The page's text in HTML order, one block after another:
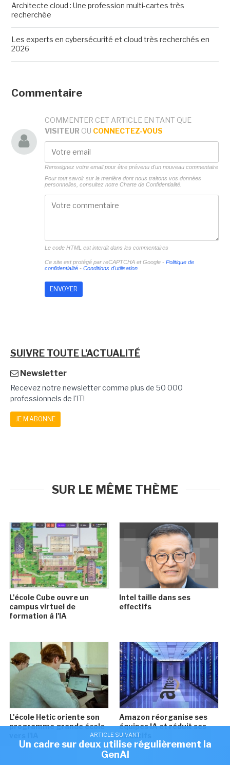
ARTICLE SUIVANT
Un cadre sur deux utilise régulièrement la
GenAI
Architecte cloud : Une profession multi-cartes très
recherchée
Les experts en cybersécurité et cloud très recherchés en
2026
Commentaire
COMMENTER CET ARTICLE EN TANT QUE
VISITEUR OU CONNECTEZ-VOUS
Renseignez votre email pour être prévenu d'un nouveau commentaire
Pour tout savoir sur la manière dont nous traitons vos données
personnelles, consultez notre Charte de Confidentialité.
Le code HTML est interdit dans les commentaires
Ce site est protégé par reCAPTCHA et Google - Politique de
confidentialité- Conditions d'utilisation
SUIVRE TOUTE L'ACTUALITÉ
Newsletter
Recevez notre newsletter comme plus de 50 000
professionnels de l'IT!
JE M'ABONNE
SUR LE MÊME THÈME
L'école Cube ouvre un
campus virtuel de
formation à l'IA
Intel taille dans ses
effectifs
L'école Hetic oriente son
programme grande école
Amazon réorganise ses
équipes IA et réduit ses
effectifs